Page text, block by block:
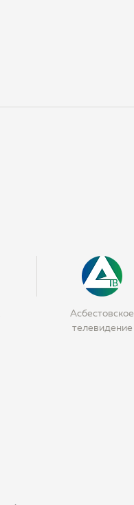
Асбестовское
телевидение